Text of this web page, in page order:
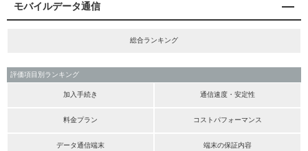
モバイルデータ通信
総合ランキング
評価項目別ランキング
加入手続き 通信速度・安定性
料金プラン コストパフォーマンス
データ通信端末 端末の保証内容